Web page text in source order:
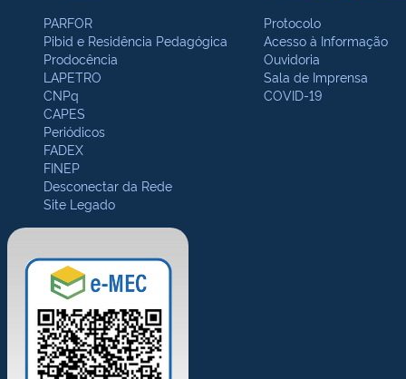
PARFOR
Pibid e Residência Pedagógica
Prodocência
LAPETRO
CNPq
CAPES
Periódicos
FADEX
FINEP
Desconectar da Rede
Site Legado
Protocolo
Acesso à Informação
Ouvidoria
Sala de Imprensa
COVID-19